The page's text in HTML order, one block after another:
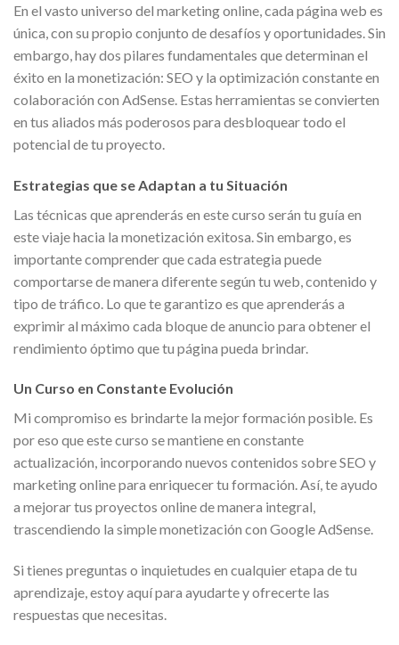
En el vasto universo del marketing online, cada página web es
única, con su propio conjunto de desafíos y oportunidades. Sin
embargo, hay dos pilares fundamentales que determinan el
éxito en la monetización: SEO y la optimización constante en
colaboración con AdSense. Estas herramientas se convierten
en tus aliados más poderosos para desbloquear todo el
potencial de tu proyecto.
Estrategias que se Adaptan a tu Situación
Las técnicas que aprenderás en este curso serán tu guía en
este viaje hacia la monetización exitosa. Sin embargo, es
importante comprender que cada estrategia puede
comportarse de manera diferente según tu web, contenido y
tipo de tráfico. Lo que te garantizo es que aprenderás a
exprimir al máximo cada bloque de anuncio para obtener el
rendimiento óptimo que tu página pueda brindar.
Un Curso en Constante Evolución
Mi compromiso es brindarte la mejor formación posible. Es
por eso que este curso se mantiene en constante
actualización, incorporando nuevos contenidos sobre SEO y
marketing online para enriquecer tu formación. Así, te ayudo
a mejorar tus proyectos online de manera integral,
trascendiendo la simple monetización con Google AdSense.
Si tienes preguntas o inquietudes en cualquier etapa de tu
aprendizaje, estoy aquí para ayudarte y ofrecerte las
respuestas que necesitas.